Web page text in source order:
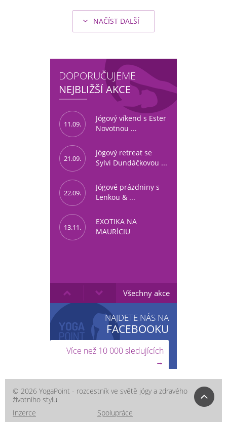
NAČÍST DALŠÍ
DOPORUČUJEME
NEJBLIŽŠÍ AKCE
11.09.
Jógový víkend s Ester
Novotnou ...
21.09.
Jógový retreat se
Sylvi Dundáčkovou ...
22.09.
Jógové prázdniny s
Lenkou & ...
13.11.
EXOTIKA NA
MAURÍCIU
Všechny akce
NAJDETE NÁS NA
FACEBOOKU
Více než 10 000 sledujících
→
© 2026 YogaPoint - rozcestník ve světě jógy a zdravého
životního stylu
Inzerce
Spolupráce